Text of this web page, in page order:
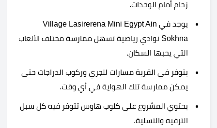
زحام أمام الوحدات.
يوجد في Village Lasirerena Mini Egypt Ain
Sokhna نوادي رياضية تسهل ممارسة مختلف الألعاب
التي يحبها السكان.
يتوفر في القرية مسارات للجري وركوب الدراجات حتى
يمكن ممارسة تلك الهواية في أي وقت.
يحتوي المشروع على كلوب هاوس تتوفر فيه كل سبل
الترفيه والتسلية.